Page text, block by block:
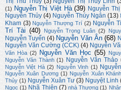
(1) Nguyễn Thị Việt Hà (39) Nguyễn
Nguyễn Thủy (4) Nguyễn Thúy Ngân (13)
Kham (3) Nguyễn Thượng Trí (2) Nguyễn
Trí Tài (40) Nguyễn Trọng Luân (2)
Nguyễn Tuyển (4) Nguyễn Văn Ân (68)
Nguyễn Văn Cường (CCK) (4) Nguyễn
Văn Hòa (2) Nguyễn Văn Học (55)
Nguyễn Văn Thành (1) Nguyễn Văn Thảo
Nguyễn Việt Hà (2) Nguyễn Vinh (1)
Nguyễn Xuân Dương (1) Nguyễn Xuân Khánh
Thủy (1) Nguyễn Xuân Tư (3) Nguyệt Linh
Ngọc (1) Nhã Thiên (7) nhà Thương (1)